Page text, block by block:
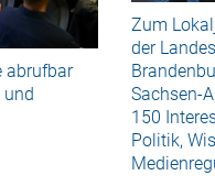
abrufbar
Zum
der
Sachsen-
150
Politik,